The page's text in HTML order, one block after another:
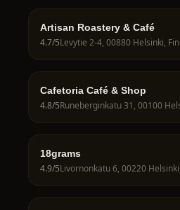
Artisan Roastery & Café
4.7/5Levytie 2-4, 00880 Helsinki,
Cafetoria Café & Shop
4.8/5Runeberginkatu 31, 00100
18grams
4.9/5Livornonkatu 6, 00220